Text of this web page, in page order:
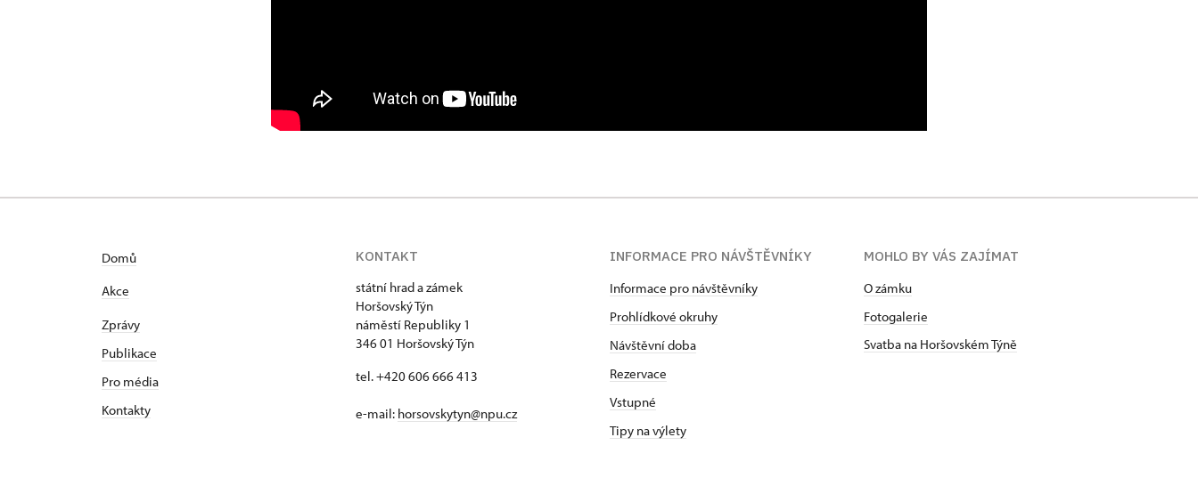
Domů
Akce
Zprávy
Publikace
Pro média
Kontakty
KONTAKT
státní hrad a zámek
Horšovský Týn
náměstí Republiky 1
346 01 Horšovský Týn
tel. +420 606 666 413
e-mail: horsovskytyn@npu.cz
INFORMACE PRO NÁVŠTĚVNÍKY
Informace pro návštěvníky
Prohlídkové okruhy
Návštěvní doba
Rezervace
Vstupné
Tipy na výlety
MOHLO BY VÁS ZAJÍMAT
O zámku
Fotogalerie
Svatba na Horšovském Týně